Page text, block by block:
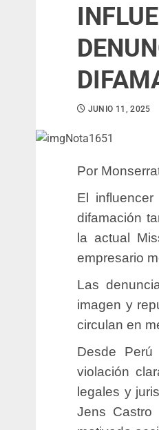
JUNIO 11, 2025
Por
El
difamación
la actual
empresario
Las
imagen y
circulan en
Desde
violación
legales y
Jens